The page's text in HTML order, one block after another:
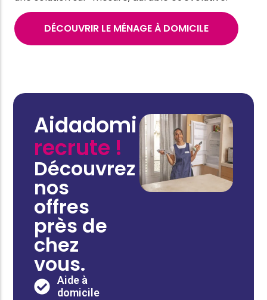
DÉCOUVRIR LE MÉNAGE À DOMICILE
Aidadomi
recrute !
Découvrez
nos
offres
près de
chez
vous.
Aide à
domicile